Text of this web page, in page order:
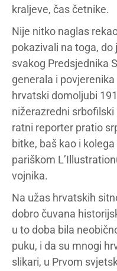
kraljeve, čas četnike.
Nije nitko naglas
pokazivali na toga,
svakog Predsjednika
generala i
hrvatski domoljubi
nižerazredni
ratni reporter pratio
bitke, baš kao i
pariškom
vojnika.
Na užas hrvatskih
dobro čuvana
u to doba bila
puku, i da su mnogi
slikari, u Prvom